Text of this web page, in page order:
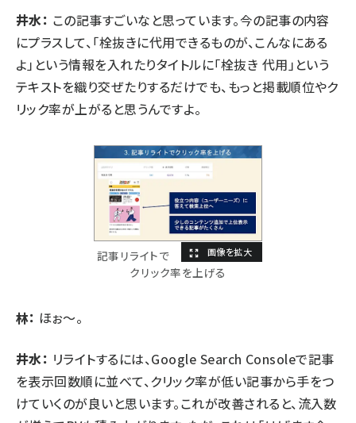
井水： この記事すごいなと思っています。今の記事の内容
にプラスして、「栓抜きに代用できるものが、こんなにある
よ」という情報を入れたりタイトルに「栓抜き 代用」という
テキストを織り交ぜたりするだけでも、もっと掲載順位やク
リック率が上がると思うんですよ。
記事リライトで
クリック率を上げる
林： ほぉ～。
井水： リライトするには、Google Search Consoleで記事
を表示回数順に並べて、クリック率が低い記事から手をつ
けていくのが良いと思います。これが改善されると、流入数